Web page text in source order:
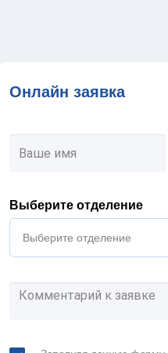
Онлайн заявка
Выберите отделение
Выберите отделение